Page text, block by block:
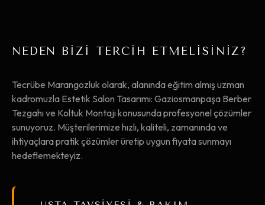
NEDEN BİZİ TERCİH ETMELİSİNİZ?
Tecrübe Marangozluk olarak, alanında eğitim almış uzman
kadromuzla Estetik Salon Tasarımı: Gaziosmanpaşa Berber
Tezgahı ve Koltuk Montajı konusunda profesyonel çözümler
sunuyoruz. Müşterilerimize hızlı, kaliteli, zamanında ve
ihtiyaçlara pratik çözümler üretip uygun fiyata sunmayı
hedeflemekteyiz.